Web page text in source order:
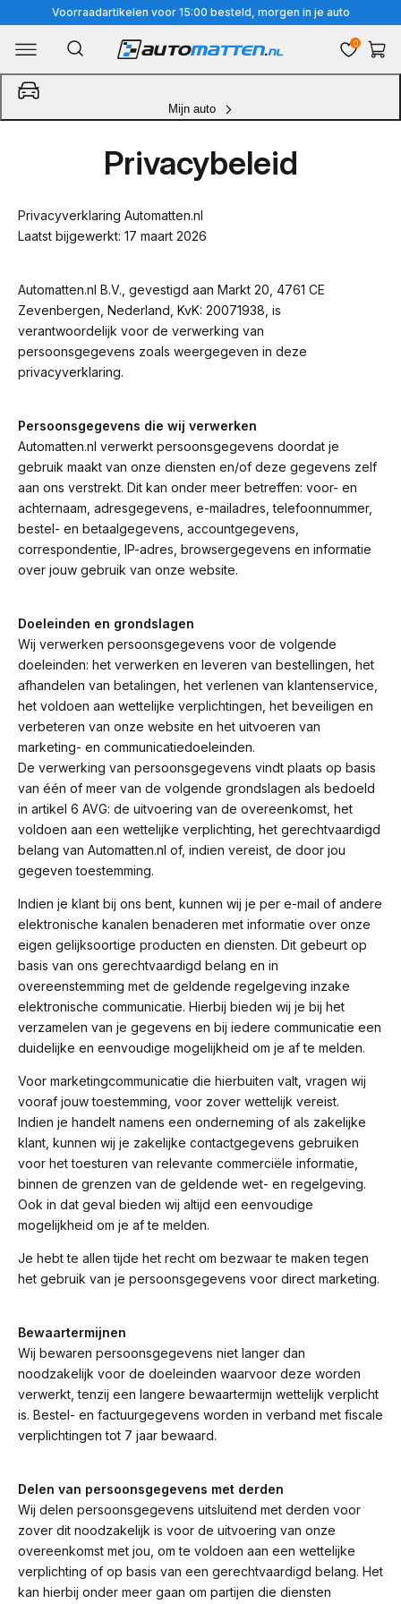
naar
content
Klantenservice: 085-0290140
Mijn auto
0
Privacybeleid
Privacyverklaring Automatten.nl
Laatst bijgewerkt: 17 maart 2026
Automatten.nl B.V., gevestigd aan Markt 20, 4761 CE
Zevenbergen, Nederland, KvK: 20071938, is
verantwoordelijk voor de verwerking van
persoonsgegevens zoals weergegeven in deze
privacyverklaring.
Persoonsgegevens die wij verwerken
Automatten.nl verwerkt persoonsgegevens doordat je
gebruik maakt van onze diensten en/of deze gegevens zelf
aan ons verstrekt. Dit kan onder meer betreffen: voor- en
achternaam, adresgegevens, e-mailadres, telefoonnummer,
bestel- en betaalgegevens, accountgegevens,
correspondentie, IP-adres, browsergegevens en informatie
over jouw gebruik van onze website.
Doeleinden en grondslagen
Wij verwerken persoonsgegevens voor de volgende
doeleinden: het verwerken en leveren van bestellingen, het
afhandelen van betalingen, het verlenen van klantenservice,
het voldoen aan wettelijke verplichtingen, het beveiligen en
verbeteren van onze website en het uitvoeren van
marketing- en communicatiedoeleinden.
De verwerking van persoonsgegevens vindt plaats op basis
van één of meer van de volgende grondslagen als bedoeld
in artikel 6 AVG: de uitvoering van de overeenkomst, het
voldoen aan een wettelijke verplichting, het gerechtvaardigd
belang van Automatten.nl of, indien vereist, de door jou
gegeven toestemming.
Indien je klant bij ons bent, kunnen wij je per e-mail of andere
elektronische kanalen benaderen met informatie over onze
eigen gelijksoortige producten en diensten. Dit gebeurt op
basis van ons gerechtvaardigd belang en in
overeenstemming met de geldende regelgeving inzake
elektronische communicatie. Hierbij bieden wij je bij het
verzamelen van je gegevens en bij iedere communicatie een
duidelijke en eenvoudige mogelijkheid om je af te melden.
Voor marketingcommunicatie die hierbuiten valt, vragen wij
vooraf jouw toestemming, voor zover wettelijk vereist.
Indien je handelt namens een onderneming of als zakelijke
klant, kunnen wij je zakelijke contactgegevens gebruiken
voor het toesturen van relevante commerciële informatie,
binnen de grenzen van de geldende wet- en regelgeving.
Ook in dat geval bieden wij altijd een eenvoudige
mogelijkheid om je af te melden.
Je hebt te allen tijde het recht om bezwaar te maken tegen
het gebruik van je persoonsgegevens voor direct marketing.
Bewaartermijnen
Wij bewaren persoonsgegevens niet langer dan
noodzakelijk voor de doeleinden waarvoor deze worden
verwerkt, tenzij een langere bewaartermijn wettelijk verplicht
is. Bestel- en factuurgegevens worden in verband met fiscale
verplichtingen tot 7 jaar bewaard.
Delen van persoonsgegevens met derden
Wij delen persoonsgegevens uitsluitend met derden voor
zover dit noodzakelijk is voor de uitvoering van onze
overeenkomst met jou, om te voldoen aan een wettelijke
verplichting of op basis van een gerechtvaardigd belang. Het
kan hierbij onder meer gaan om partijen die diensten